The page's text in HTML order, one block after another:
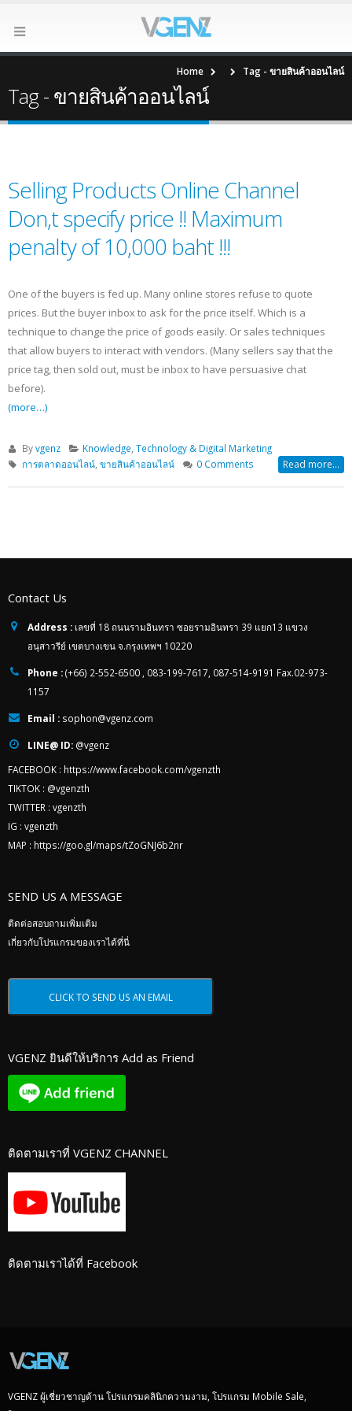
Home Tag - ขายสินค้าออนไลน์
Tag - ขายสินค้าออนไลน์
Selling Products Online Channel
Don,t specify price !! Maximum
penalty of 10,000 baht !!!
One of the buyers is fed up. Many online stores refuse to quote
prices. But the buyer inbox to ask for the price itself. Which is a
technique to change the price of goods easily. Or sales techniques
that allow buyers to interact with vendors. (Many sellers say that the
price tag, then sold out, must be inbox to have persuasive chat
before).
(more…)
Byvgenz Knowledge ,Technology & Digital Marketing
การตลาดออนไลน์, ขายสินค้าออนไลน์ 0 Comments Read more...
Contact Us
Address : เลขที่ 18 ถนนรามอินทรา ซอยรามอินทรา 39 แยก13 แขวง
อนุสาวรีย์ เขตบางเขน จ.กรุงเทพฯ 10220
Phone :(+66) 2-552-6500 , 083-199-7617, 087-514-9191 Fax.02-973-
1157
Email : sophon@vgenz.com
LINE@ ID: @vgenz
FACEBOOK : https://www.facebook.com/vgenzth
TIKTOK : @vgenzth
TWITTER : vgenzth
IG : vgenzth
MAP : https://goo.gl/maps/tZoGNJ6b2nr
SEND US A MESSAGE
ติดต่อสอบถามเพิ่มเติม
เกี่ยวกับโปรแกรมของเราได้ที่นี่
VGENZ ยินดีให้บริการ Add as Friend
ติดตามเราที่ VGENZ CHANNEL
ติดตามเราได้ที่ Facebook
VGENZ ผู้เชี่ยวชาญด้าน โปรแกรมคลินิกความงาม, โปรแกรม Mobile Sale,